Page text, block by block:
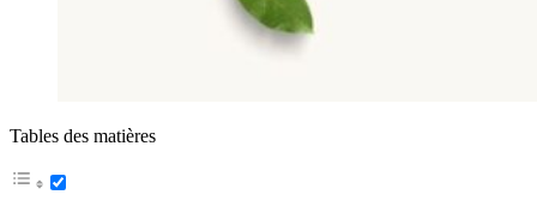
Tables des matières